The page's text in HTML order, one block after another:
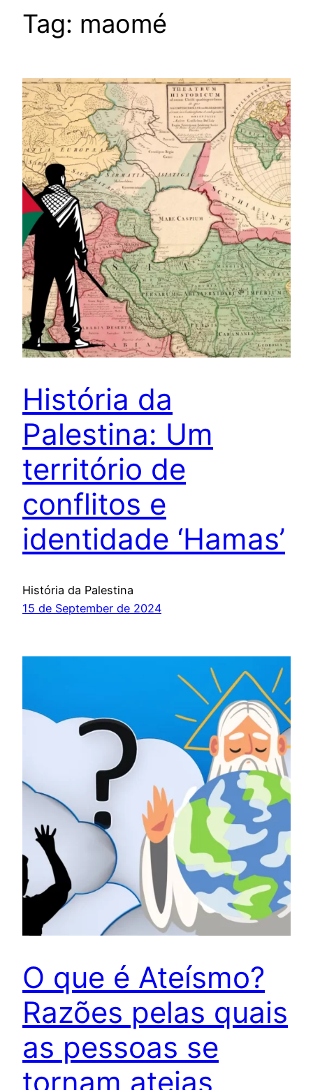
Tag: maomé
História da
Palestina: Um
território de
conflitos e
identidade ‘Hamas’
História da Palestina
15 de September de 2024
O que é Ateísmo?
Razões pelas quais
as pessoas se
tornam ateias